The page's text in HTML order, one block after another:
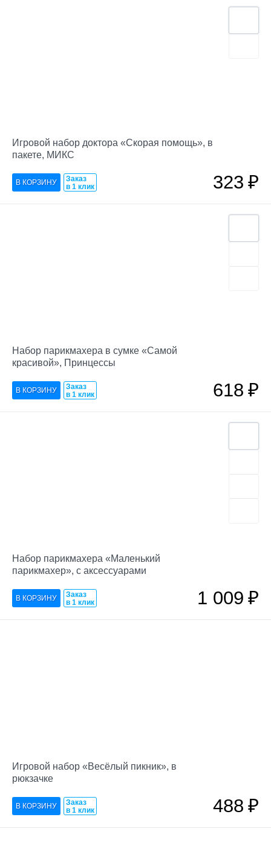
Игровой набор доктора «Скорая помощь», в
пакете, МИКС
Заказ
в 1 клик
323₽
Набор парикмахера в сумке «Самой
красивой», Принцессы
Заказ
в 1 клик
618₽
Набор парикмахера «Маленький
парикмахер», с аксессуарами
Заказ
в 1 клик
1 009₽
Игровой набор «Весёлый пикник», в
рюкзачке
Заказ
в 1 клик
488₽